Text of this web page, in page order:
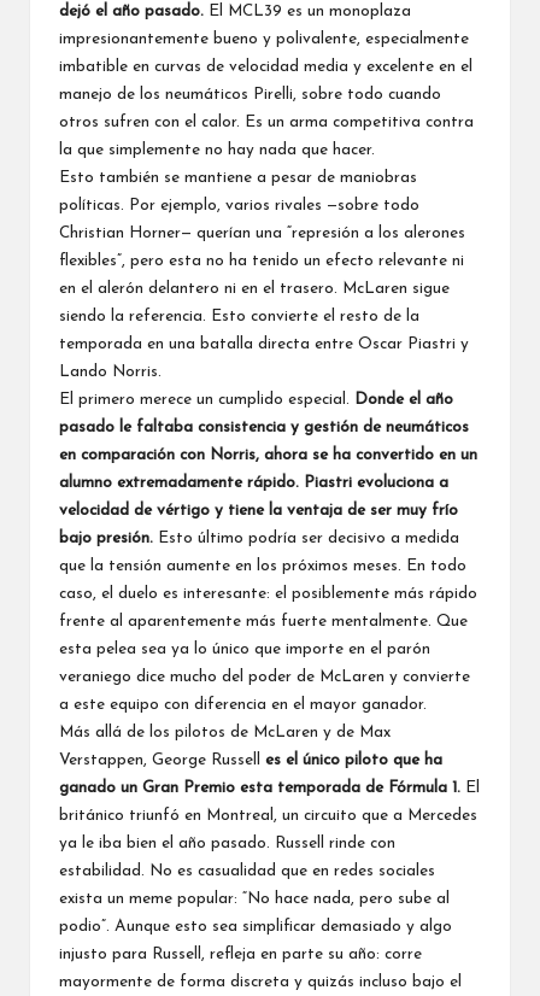
dejó el año pasado. El MCL39 es un monoplaza
impresionantemente bueno y polivalente, especialmente
imbatible en curvas de velocidad media y excelente en el
manejo de los neumáticos Pirelli, sobre todo cuando
otros sufren con el calor. Es un arma competitiva contra
la que simplemente no hay nada que hacer.
Esto también se mantiene a pesar de maniobras
políticas. Por ejemplo, varios rivales —sobre todo
Christian Horner— querían una “represión a los alerones
flexibles”, pero esta no ha tenido un efecto relevante ni
en el alerón delantero ni en el trasero. McLaren sigue
siendo la referencia. Esto convierte el resto de la
temporada en una batalla directa entre Oscar Piastri y
Lando Norris.
El primero merece un cumplido especial.
Donde el año
pasado le faltaba consistencia y gestión de neumáticos
en comparación con Norris, ahora se ha convertido en un
alumno extremadamente rápido. Piastri evoluciona a
velocidad de vértigo y tiene la ventaja de ser muy frío
bajo presión. Esto último podría ser decisivo a medida
que la tensión aumente en los próximos meses. En todo
caso, el duelo es interesante: el posiblemente más rápido
frente al aparentemente más fuerte mentalmente. Que
esta pelea sea ya lo único que importe en el parón
veraniego dice mucho del poder de McLaren y convierte
a este equipo con diferencia en el mayor ganador.
Más allá de los pilotos de McLaren y de Max
Verstappen, George Russell
es el único piloto que ha
ganado un Gran Premio esta temporada de Fórmula 1. El
británico triunfó en Montreal, un circuito que a
Mercedes
ya le iba bien el año pasado. Russell rinde con
estabilidad. No es casualidad que en redes sociales
exista un meme popular: “No hace nada, pero sube al
podio”. Aunque esto sea simplificar demasiado y algo
injusto para Russell, refleja en parte su año: corre
mayormente de forma discreta y quizás incluso bajo el